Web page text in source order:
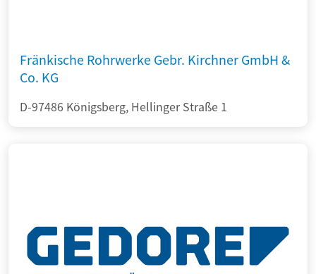
Fränkische Rohrwerke Gebr. Kirchner GmbH &
Co. KG
D-97486 Königsberg, Hellinger Straße 1